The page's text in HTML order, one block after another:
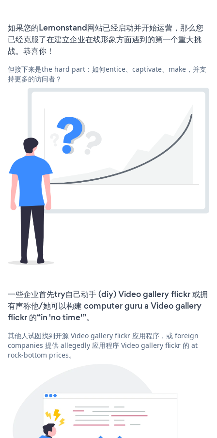
如果您的Lemonstand网站已经启动并开始运营，那么您
已经克服了在建立企业在线形象方面遇到的第一个重大挑
战。恭喜你！
但接下来是the hard part：如何entice、captivate、make，并支
持更多的访问者？
一些企业首先try自己动手 (diy) Video gallery flickr 或拥
有声称他/她可以构建 computer guru a Video gallery
flickr 的“in 'no time'”。
其他人试图找到开源 Video gallery flickr 应用程序，或 foreign
companies 提供 allegedly 应用程序 Video gallery flickr 的 at
rock-bottom prices。